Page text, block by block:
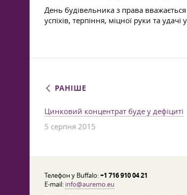
День будівельника з права
успіхів, терпіння, міцної руки та
РАНІШЕ
Цинковий концентрат буде у дефіциті
5 серпня 2015
Телефон у Buffalo:+1 716 910 04 21
E-mail: info@auremo.eu